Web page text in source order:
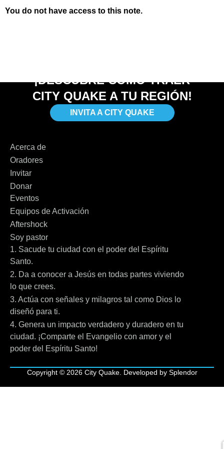
You do not have access to this note.
¡DESCUBRE CÓMO TRAER
CITY QUAKE A TU REGIÓN!
INVITA A CITY QUAKE
Acerca de
Oradores
Invitar
Donar
Eventos
Equipos de Activación
Aftershock
Soy pastor
1. Sacude tu ciudad con el poder del Espíritu
Santo.
2. Da a conocer a Jesús en todas partes viviendo
lo que crees.
3. Actúa con señales y milagros tal como Dios lo
diseñó para ti.
4. Genera un impacto verdadero y duradero en tu
ciudad. ¡Comparte el Evangelio con amor y el
poder del Espíritu Santo!
Copyright © 2026 City Quake. Developed by Splendor